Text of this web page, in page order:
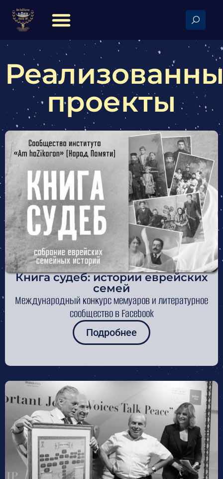
проекты
Книга судеб: истории еврейских
семей
Международный конкурс мемуаров и литературное
сообщество в Facebook
Подробнее